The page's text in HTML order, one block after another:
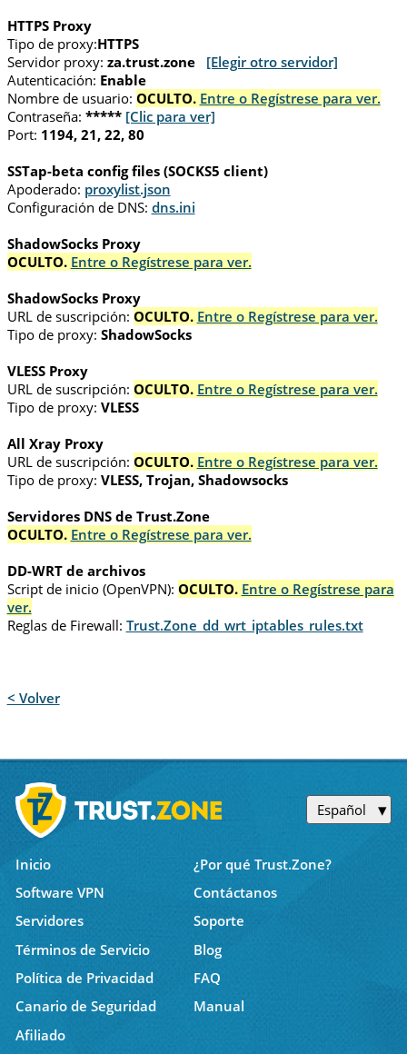
HTTPS Proxy
Tipo de proxy:HTTPS
Servidor proxy: za.trust.zone
[Elegir otro servidor]
Autenticación: Enable
Nombre de usuario: OCULTO. Entre o Regístrese para ver.
Contraseña: ***** [Clic para ver]
Port: 1194, 21, 22, 80
SSTap-beta config files (SOCKS5 client)
Apoderado: proxylist.json
Configuración de DNS: dns.ini
ShadowSocks Proxy
OCULTO. Entre o Regístrese para ver.
ShadowSocks Proxy
URL de suscripción: OCULTO. Entre o Regístrese para ver.
Tipo de proxy: ShadowSocks
VLESS Proxy
URL de suscripción: OCULTO. Entre o Regístrese para ver.
Tipo de proxy: VLESS
All Xray Proxy
URL de suscripción: OCULTO. Entre o Regístrese para ver.
Tipo de proxy: VLESS, Trojan, Shadowsocks
Servidores DNS de Trust.Zone
OCULTO. Entre o Regístrese para ver.
DD-WRT de archivos
Script de inicio (OpenVPN): OCULTO. Entre o Regístrese para
ver.
Reglas de Firewall: Trust.Zone_dd_wrt_iptables_rules.txt
< Volver
Español
Inicio
¿Por qué Trust.Zone?
Software VPN
Contáctanos
Servidores
Soporte
Términos de Servicio
Blog
Política de Privacidad
FAQ
Canario de Seguridad
Manual
Afiliado